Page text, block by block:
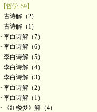
【哲学-59】
· 古诗解（2）
· 古诗解（1）
· 李白诗解（7）
· 李白诗解（6）
· 李白诗解（5）
· 李白诗解（4）
· 李白诗解（3）
· 李白诗解（2）
· 李白诗解（1）
· 《红楼梦》解（4）